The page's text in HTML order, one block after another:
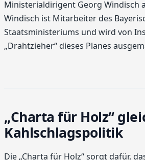
Ministerialdirigent Georg Windisch
Windisch ist Mitarbeiter des
Staatsministeriums und wird von
„Drahtzieher“ dieses Planes
„Charta für Holz“
Kahlschlagspolitik
Die „Charta für Holz“ sorgt dafür,